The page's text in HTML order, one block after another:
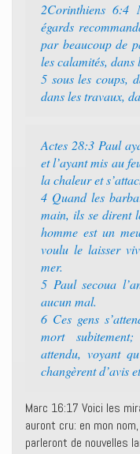
2Corinthiens 6:4
égards
par beaucoup de
les calamités, dans
5 sous les coups,
dans les travaux,
Actes 28:3 Paul
et l’ayant mis au
la chaleur et
4 Quand les
main, ils se dirent
homme est un
voulu le laisser
mer.
5 Paul secoua
aucun mal.
6 Ces gens
mort
attendu, voyant
changèrent d’avis
Marc 16:17 Voici les
auront cru: en mon
parleront de nouvelles